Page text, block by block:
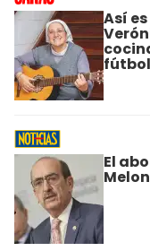
Así
El